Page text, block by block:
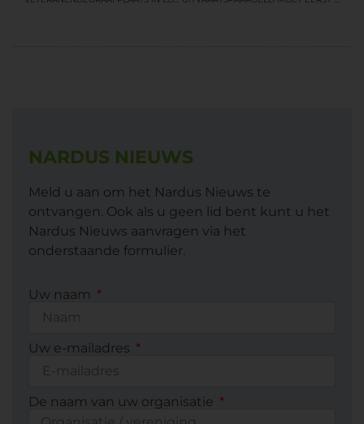
NARDUS NIEUWS
Meld u aan om het Nardus Nieuws te
ontvangen. Ook als u geen lid bent kunt u het
Nardus Nieuws aanvragen via het
onderstaande formulier.
Uw naam
Uw e-mailadres
De naam van uw organisatie